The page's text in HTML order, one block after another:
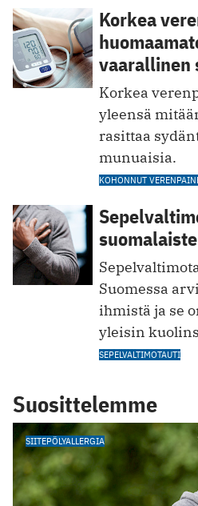
Korkea
vaarallinen
Korkea
yleensä
rasittaa
munuaisia.
KOHONNUT
Suomessa
ihmistä ja se
yleisin
SEPELVALTIMOTAUTI
Suosittelemme
SIITEPÖLYALLERGIA